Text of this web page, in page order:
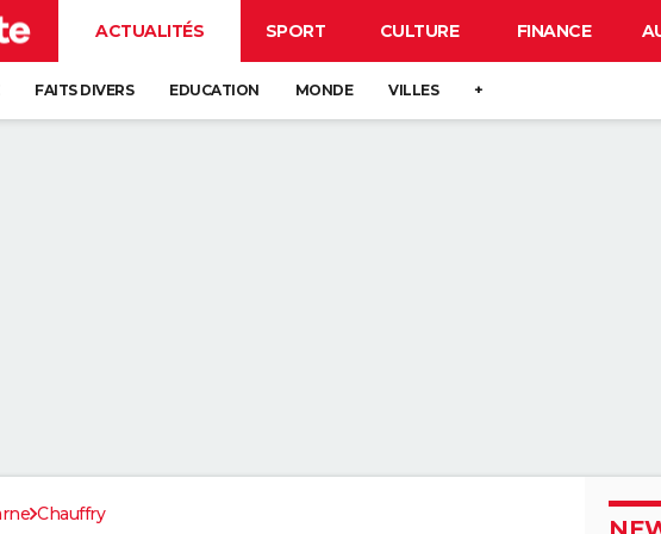
ACTUALITÉS SPORT CULTURE FINANCE
FAITS DIVERS EDUCATION MONDE VILLES +
Chauffry